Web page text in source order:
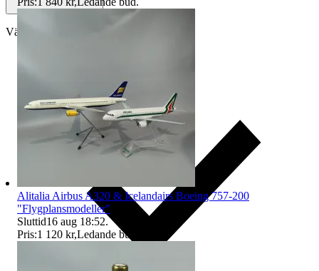
Välj till köparskydd
Alitalia Airbus A320 & Icelandairs Boeing 757-200
"Flygplansmodeller"
Sluttid16 aug 18:52.
Pris:1 120 kr,Ledande bud